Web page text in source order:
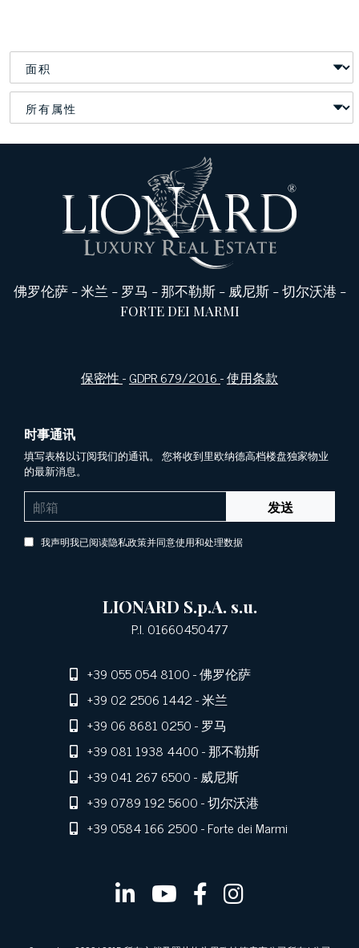
佛罗伦萨-米兰 - 罗马 -那不勒斯- 威尼斯-切尔沃港 -
FORTE DEI MARMI
保密性-GDPR 679/2016-使用条款
时事通讯
填写表格以订阅我们的通讯。 您将收到里欧纳德高档楼盘独家物业
的最新消息。
发送
我声明我已阅读隐私政策并同意使用和处理数据
LIONARD S.p.A. s.u.
P.I. 01660450477
+39 055 054 8100- 佛罗伦萨
+39 02 2506 1442- 米兰
+39 06 8681 0250- 罗马
+39 081 1938 4400- 那不勒斯
+39 041 267 6500- 威尼斯
+39 0789 192 5600- 切尔沃港
+39 0584 166 2500- Forte dei Marmi